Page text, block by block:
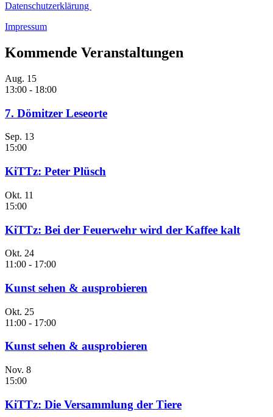
Datenschutzerklärung
Impressum
Kommende Veranstaltungen
Aug. 15
13:00 - 18:00
7. Dömitzer Leseorte
Sep. 13
15:00
KiTTz: Peter Plüsch
Okt. 11
15:00
KiTTz: Bei der Feuerwehr wird der Kaffee kalt
Okt. 24
11:00 - 17:00
Kunst sehen & ausprobieren
Okt. 25
11:00 - 17:00
Kunst sehen & ausprobieren
Nov. 8
15:00
KiTTz: Die Versammlung der Tiere